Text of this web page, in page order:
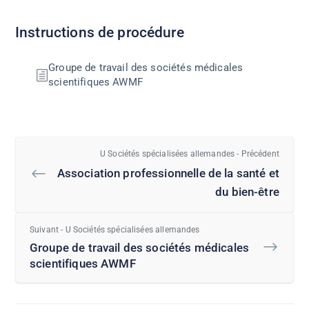
Instructions de procédure
Groupe de travail des sociétés médicales
scientifiques AWMF
U Sociétés spécialisées allemandes - Précédent
Association professionnelle de la santé et
du bien-être
Suivant - U Sociétés spécialisées allemandes
Groupe de travail des sociétés médicales
scientifiques AWMF